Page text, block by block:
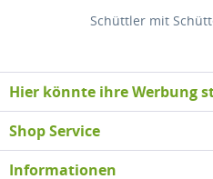
Schüttler mit
Hier könnte ihre Werbung
Shop Service
Informationen